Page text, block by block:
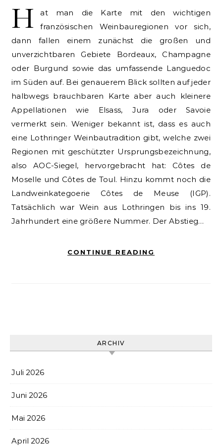
H
at man die Karte mit den wichtigen
französischen Weinbauregionen vor sich,
dann fallen einem zunächst die großen und
unverzichtbaren Gebiete Bordeaux, Champagne
oder Burgund sowie das umfassende Languedoc
im Süden auf. Bei genauerem Blick sollten auf jeder
halbwegs brauchbaren Karte aber auch kleinere
Appellationen wie Elsass, Jura oder Savoie
vermerkt sein. Weniger bekannt ist, dass es auch
eine Lothringer Weinbautradition gibt, welche zwei
Regionen mit geschützter Ursprungsbezeichnung,
also AOC-Siegel, hervorgebracht hat: Côtes de
Moselle und Côtes de Toul. Hinzu kommt noch die
Landweinkategoerie Côtes de Meuse (IGP).
Tatsächlich war Wein aus Lothringen bis ins 19.
Jahrhundert eine größere Nummer. Der Abstieg…
CONTINUE READING
ARCHIV
Juli 2026
Juni 2026
Mai 2026
April 2026